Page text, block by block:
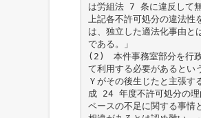
は労組法 7 条に違反して
上記各不許可処分の違法性
は、独立した適法化事由と
である。」
(2) 本件事務室部分を行
て利用する必要があるとい
Ｙがその後生じたと主張す
成 24 年度不許可処分の理
ペースの不足に関する事情